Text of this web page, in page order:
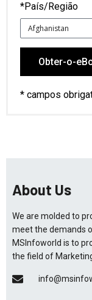
*País/Região
Obter-o-
* campos
About Us
We are molded to
meet the demands
MSInfoworld is to
the field of